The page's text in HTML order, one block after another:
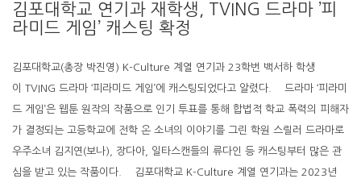
김포대학교 연기과 재학생, TVING 드라마 ’피
라미드 게임’ 캐스팅 확정
김포대학교(총장 박진영) K-Culture 계열 연기과 23학번 백서하 학생
이 TVING 드라마 ‘피라미드 게임’에 캐스팅되었다고 알렸다. 드라마 ‘피라미
드 게임’은 웹툰 원작의 작품으로 인기 투표를 통해 합법적 학교 폭력의 피해자
가 결정되는 고등학교에 전학 온 소녀의 이야기를 그린 학원 스릴러 드라마로
우주소녀 김지연(보나), 장다아, 일타스캔들의 류다인 등 캐스팅부터 많은 관
심을 받고 있는 작품이다. 김포대학교 K-Culture 계열 연기과는 2023년